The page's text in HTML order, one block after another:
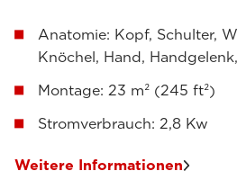
Anatomie: Kopf, Schulter,
Knöchel, Hand,
Montage: 23 m² (245 ft²)
Stromverbrauch: 2,8 Kw
Weitere Informationen